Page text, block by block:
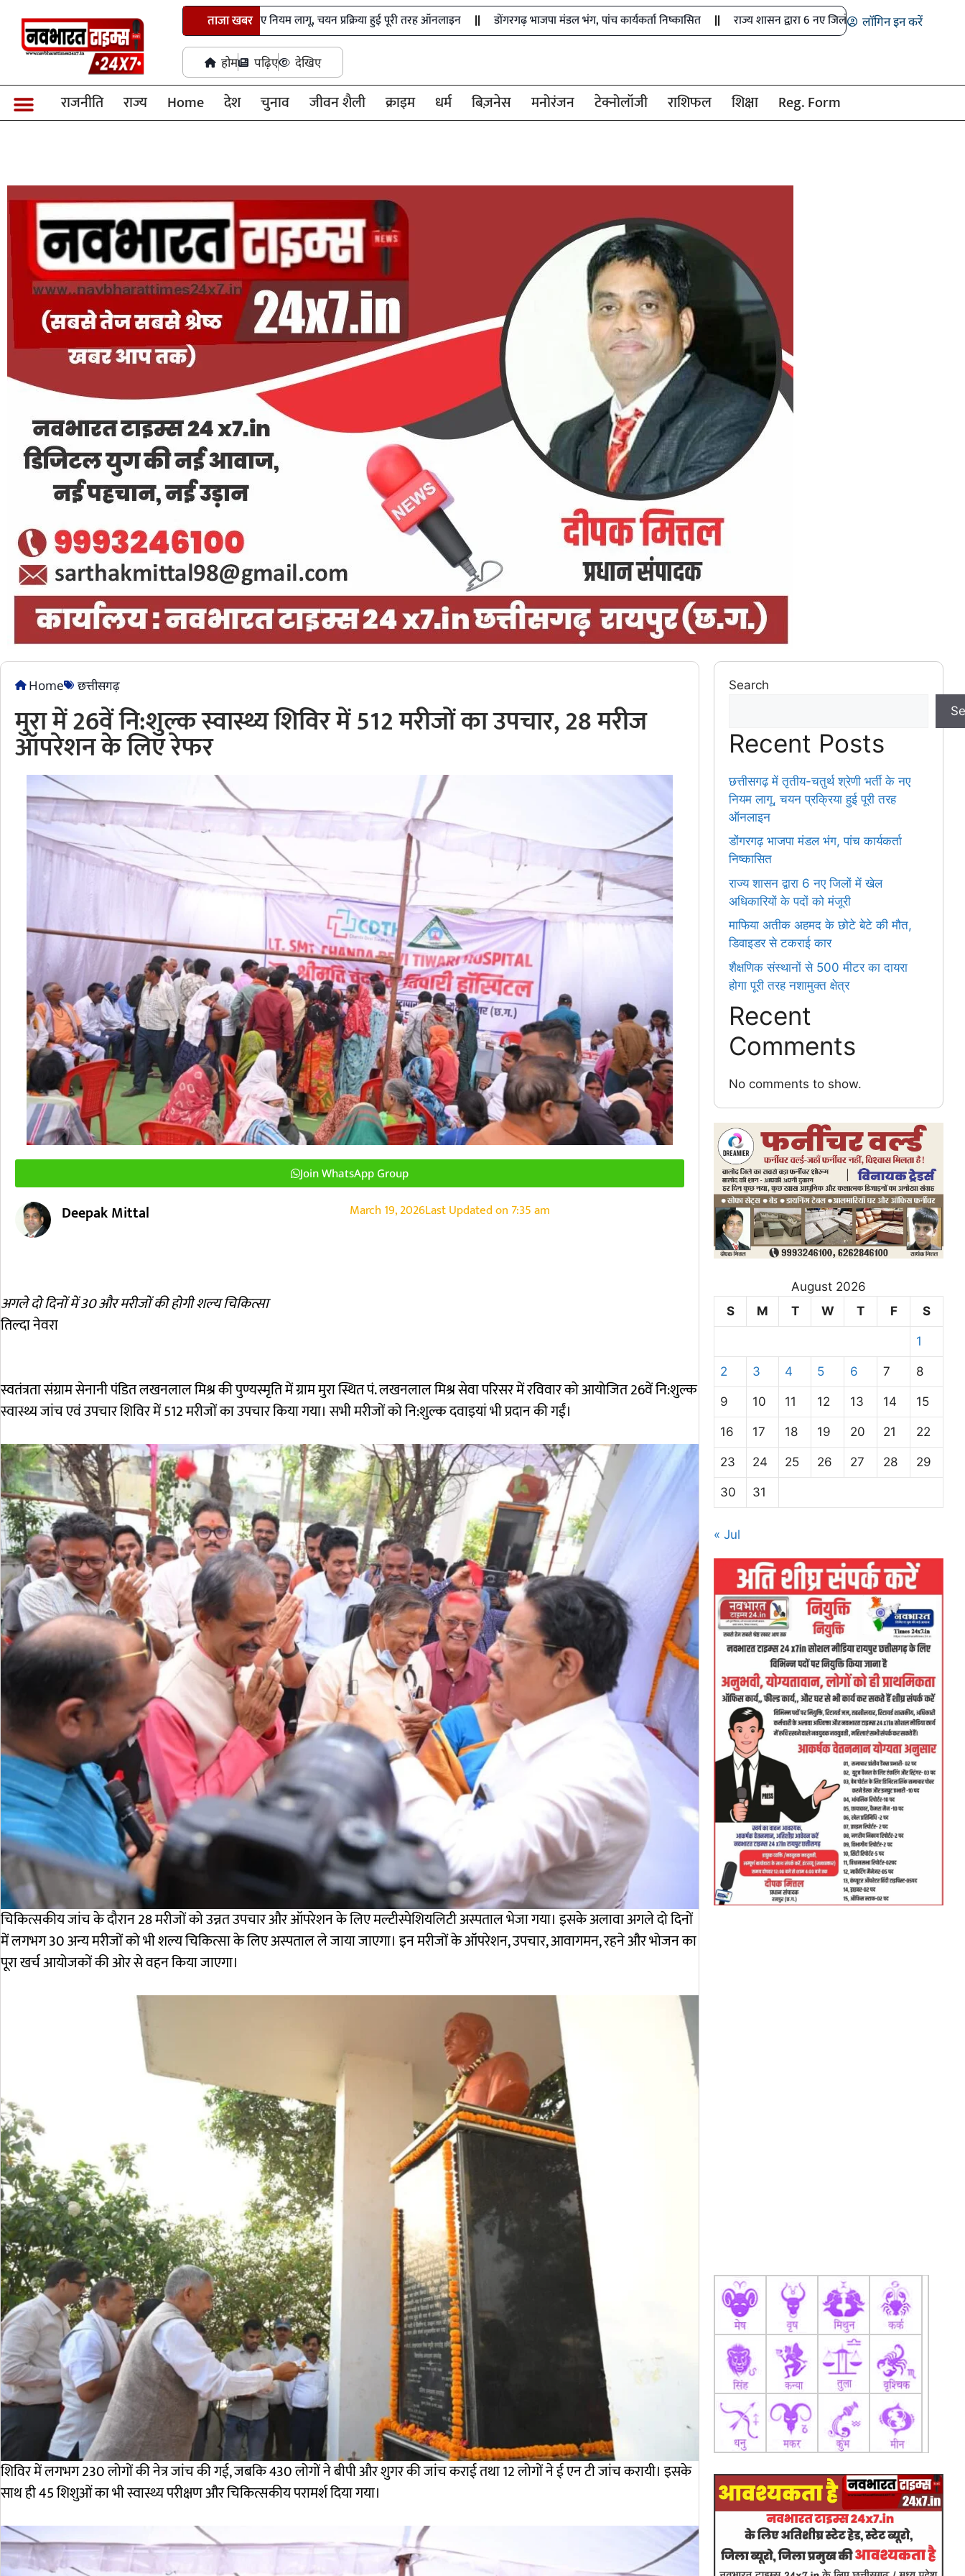
ताजा खबर
छत्तीसगढ़ में तृतीय-चतुर्थ श्रेणी भर्ती के नए नियम लागू, चयन प्रक्रिया हुई पूरी तरह ऑनलाइन डोंगरगढ़ भाजपा मंडल भंग, पांच कार्यकर्ता निष्कासित राज्य शासन द्वारा 6 नए जिलों में खेल अधिकारियों के पदों को मंजूरी
लॉगिन इन करें
होम पढ़िए देखिए
राजनीति राज्य Home देश चुनाव जीवन शैली क्राइम धर्म बिज़नेस मनोरंजन टेक्नोलॉजी राशिफल शिक्षा Reg. Form
Home छत्तीसगढ़
मुरा में 26वें नि:शुल्क स्वास्थ्य शिविर में 512 मरीजों का उपचार, 28 मरीज
ऑपरेशन के लिए रेफर
Join WhatsApp Group
Deepak Mittal March 19, 2026Last Updated on 7:35 am
अगले दो दिनों में 30 और मरीजों की होगी शल्य चिकित्सा
तिल्दा नेवरा
स्वतंत्रता संग्राम सेनानी पंडित लखनलाल मिश्र की पुण्यस्मृति में ग्राम मुरा स्थित पं. लखनलाल मिश्र सेवा परिसर में रविवार को आयोजित 26वें नि:शुल्क
स्वास्थ्य जांच एवं उपचार शिविर में 512 मरीजों का उपचार किया गया। सभी मरीजों को नि:शुल्क दवाइयां भी प्रदान की गईं।
चिकित्सकीय जांच के दौरान 28 मरीजों को उन्नत उपचार और ऑपरेशन के लिए मल्टीस्पेशियलिटी अस्पताल भेजा गया। इसके अलावा अगले दो दिनों
में लगभग 30 अन्य मरीजों को भी शल्य चिकित्सा के लिए अस्पताल ले जाया जाएगा। इन मरीजों के ऑपरेशन, उपचार, आवागमन, रहने और भोजन का
पूरा खर्च आयोजकों की ओर से वहन किया जाएगा।
शिविर में लगभग 230 लोगों की नेत्र जांच की गई, जबकि 430 लोगों ने बीपी और शुगर की जांच कराई तथा 12 लोगों ने ई एन टी जांच करायी। इसके
साथ ही 45 शिशुओं का भी स्वास्थ्य परीक्षण और चिकित्सकीय परामर्श दिया गया।
Search
Recent Posts
छत्तीसगढ़ में तृतीय-चतुर्थ श्रेणी भर्ती के नए
नियम लागू, चयन प्रक्रिया हुई पूरी तरह
ऑनलाइन
डोंगरगढ़ भाजपा मंडल भंग, पांच कार्यकर्ता
निष्कासित
राज्य शासन द्वारा 6 नए जिलों में खेल
अधिकारियों के पदों को मंजूरी
माफिया अतीक अहमद के छोटे बेटे की मौत,
डिवाइडर से टकराई कार
शैक्षणिक संस्थानों से 500 मीटर का दायरा
होगा पूरी तरह नशामुक्त क्षेत्र
Recent
Comments
No comments to show.
August 2026
S
M T W T F S
1
2 3 4 5 6 7 8
9 10 11 12 13 14 15
16 17 18 19 20 21 22
23 24 25 26 27 28 29
30 31
« Jul